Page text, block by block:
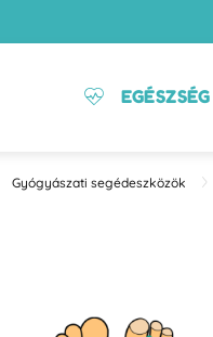
EGÉSZSÉG
Gyógyászati segédeszközök